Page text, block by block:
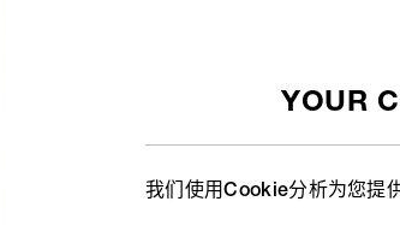
我们使用Cookie分析为您提
故事
我们从不同视角为您介